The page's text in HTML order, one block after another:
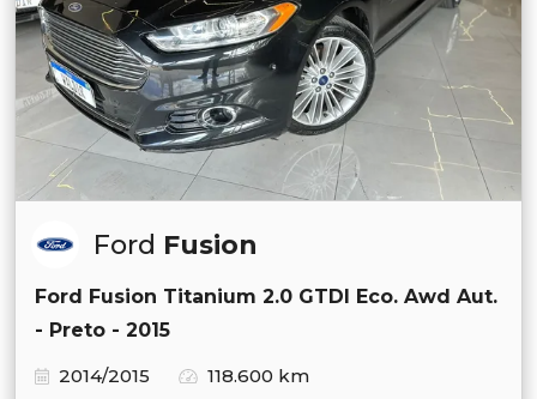
Ford Fusion
Ford Fusion Titanium 2.0 GTDI Eco. Awd Aut.
- Preto - 2015
2014/2015
118.600 km